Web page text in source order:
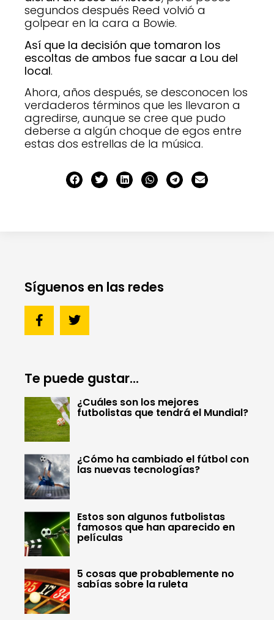
segundos después Reed volvió a
golpear en la cara a Bowie.
Así que la decisión que tomaron los
escoltas de ambos fue sacar a Lou del
local.
Ahora, años después, se desconocen los
verdaderos términos que les llevaron a
agredirse, aunque se cree que pudo
deberse a algún choque de egos entre
estas dos estrellas de la música.
Síguenos en las redes
Te puede gustar...
¿Cuáles son los mejores
futbolistas que tendrá el Mundial?
¿Cómo ha cambiado el fútbol con
las nuevas tecnologías?
Estos son algunos futbolistas
famosos que han aparecido en
películas
5 cosas que probablemente no
sabías sobre la ruleta